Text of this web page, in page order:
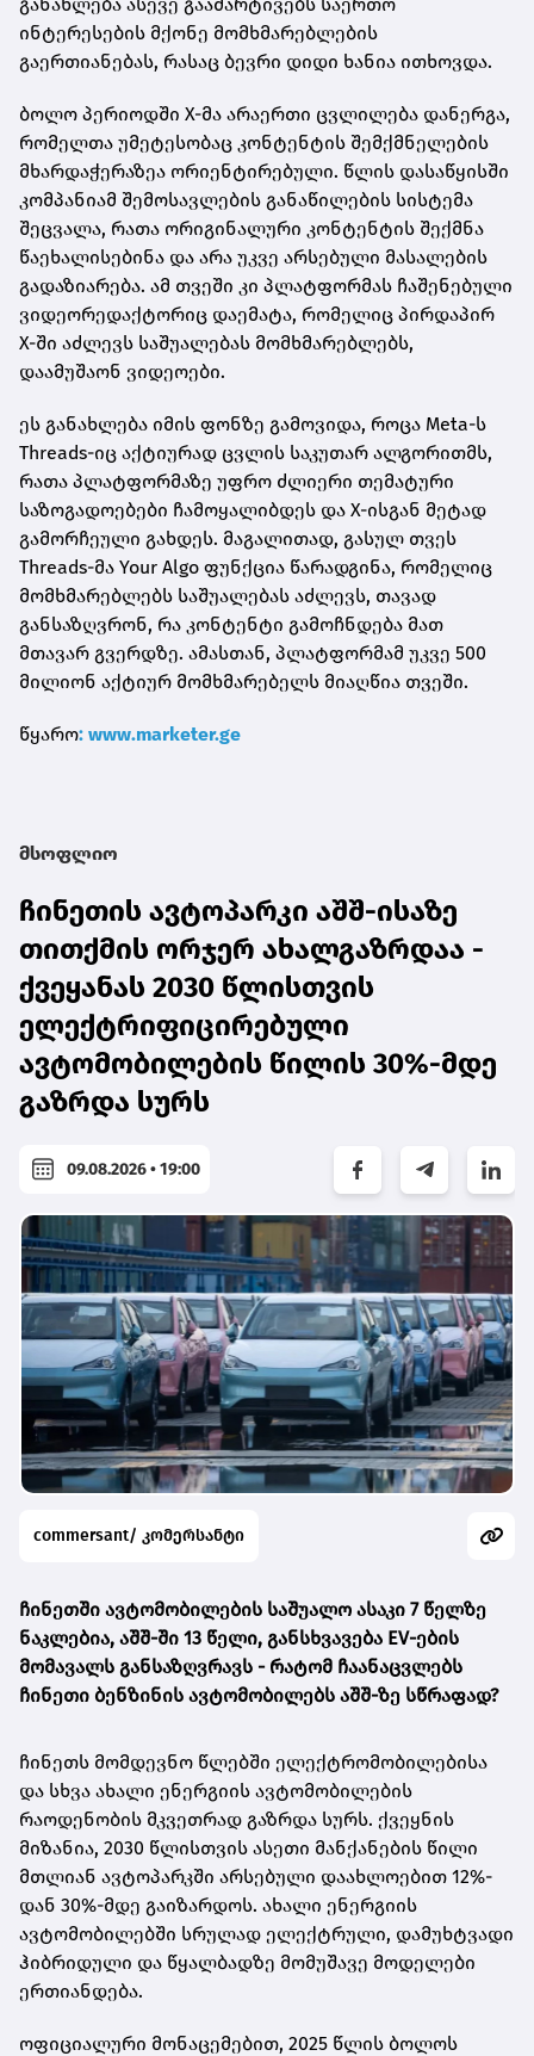
განახლება ასევე გაამარტივებს საერთო
ინტერესების მქონე მომხმარებლების
გაერთიანებას, რასაც ბევრი დიდი ხანია ითხოვდა.
ბოლო პერიოდში X-მა არაერთი ცვლილება დანერგა,
რომელთა უმეტესობაც კონტენტის შემქმნელების
მხარდაჭერაზეა ორიენტირებული. წლის დასაწყისში
კომპანიამ შემოსავლების განაწილების სისტემა
შეცვალა, რათა ორიგინალური კონტენტის შექმნა
წაეხალისებინა და არა უკვე არსებული მასალების
გადაზიარება. ამ თვეში კი პლატფორმას ჩაშენებული
ვიდეორედაქტორიც დაემატა, რომელიც პირდაპირ
X-ში აძლევს საშუალებას მომხმარებლებს,
დაამუშაონ ვიდეოები.
ეს განახლება იმის ფონზე გამოვიდა, როცა Meta-ს
Threads-იც აქტიურად ცვლის საკუთარ ალგორითმს,
რათა პლატფორმაზე უფრო ძლიერი თემატური
საზოგადოებები ჩამოყალიბდეს და X-ისგან მეტად
გამორჩეული გახდეს. მაგალითად, გასულ თვეს
Threads-მა Your Algo ფუნქცია წარადგინა, რომელიც
მომხმარებლებს საშუალებას აძლევს, თავად
განსაზღვრონ, რა კონტენტი გამოჩნდება მათ
მთავარ გვერდზე. ამასთან, პლატფორმამ უკვე 500
მილიონ აქტიურ მომხმარებელს მიაღწია თვეში.
წყარო: www.marketer.ge
მსოფლიო
ჩინეთის ავტოპარკი აშშ-ისაზე
თითქმის ორჯერ ახალგაზრდაა -
ქვეყანას 2030 წლისთვის
ელექტრიფიცირებული
ავტომობილების წილის 30%-მდე
გაზრდა სურს
09.08.2026 • 19:00
commersant/ კომერსანტი
ჩინეთში ავტომობილების საშუალო ასაკი 7 წელზე
ნაკლებია, აშშ-ში 13 წელი, განსხვავება EV-ების
მომავალს განსაზღვრავს - რატომ ჩაანაცვლებს
ჩინეთი ბენზინის ავტომობილებს აშშ-ზე სწრაფად?
ჩინეთს მომდევნო წლებში ელექტრომობილებისა
და სხვა ახალი ენერგიის ავტომობილების
რაოდენობის მკვეთრად გაზრდა სურს. ქვეყნის
მიზანია, 2030 წლისთვის ასეთი მანქანების წილი
მთლიან ავტოპარკში არსებული დაახლოებით 12%-
დან 30%-მდე გაიზარდოს. ახალი ენერგიის
ავტომობილებში სრულად ელექტრული, დამუხტვადი
ჰიბრიდული და წყალბადზე მომუშავე მოდელები
ერთიანდება.
ოფიციალური მონაცემებით, 2025 წლის ბოლოს